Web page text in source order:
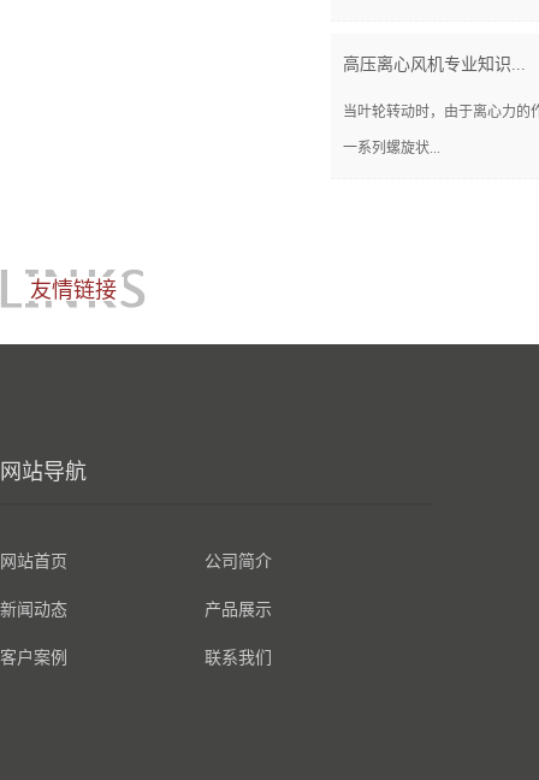
高压离心风机专业知识...
当叶轮转动时，由于离心力的
一系列螺旋状...
友情链接
网站导航
网站首页 公司简介
新闻动态 产品展示
客户案例 联系我们